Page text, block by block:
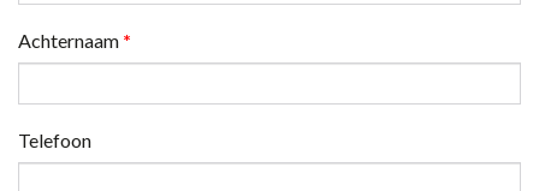
Achternaam *
Telefoon